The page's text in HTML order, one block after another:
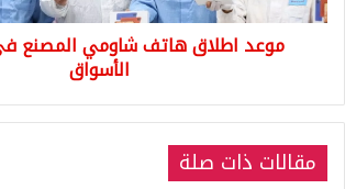
الأسواق
موعد اطلاق هاتف شاومي المصنع
الأسواق
مقالات ذات صلة